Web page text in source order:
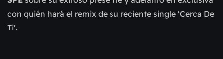
con quién hará el remix de su reciente single ‘Cerca De
Ti’.